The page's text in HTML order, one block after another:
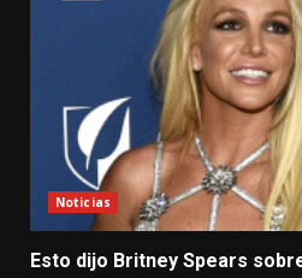
Noticias
Esto dijo Britney Spears